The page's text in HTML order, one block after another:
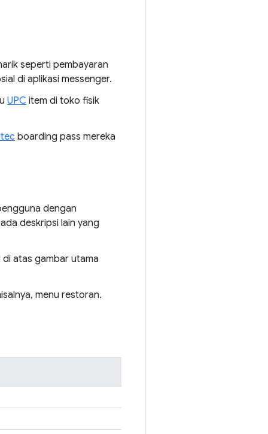
seperti pembayaran
di aplikasi messenger.
UPC item di toko fisik
boarding pass mereka
dengan
deskripsi lain yang
atas gambar utama
menu restoran.